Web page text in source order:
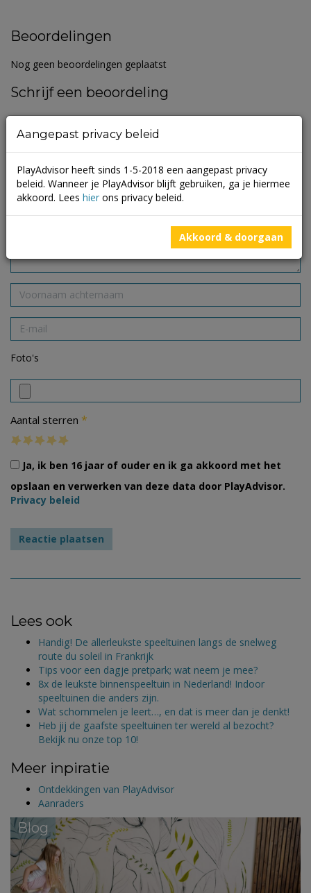
Beoordelingen
Nog geen beoordelingen geplaatst
Schrijf een beoordeling
gemarkeerd met*
Foto's
Aantal sterren *
Ja, ik ben 16 jaar of ouder en ik ga akkoord met het
opslaan en verwerken van deze data door PlayAdvisor.
Privacy beleid
Lees ook
Handig! De allerleukste speeltuinen langs de snelweg
route du soleil in Frankrijk
Tips voor een dagje pretpark; wat neem je mee?
8x de leukste binnenspeeltuin in Nederland! Indoor
speeltuinen die anders zijn.
Wat schommelen je leert…, en dat is meer dan je denkt!
Heb jij de gaafste speeltuinen ter wereld al bezocht?
Bekijk nu onze top 10!
Meer inpiratie
Ontdekkingen van PlayAdvisor
Aanraders
Blog
Aangepast privacy beleid
PlayAdvisor heeft sinds 1-5-2018 een aangepast privacy
beleid. Wanneer je PlayAdvisor blijft gebruiken, ga je hiermee
akkoord. Lees hier ons privacy beleid.
Akkoord & doorgaan